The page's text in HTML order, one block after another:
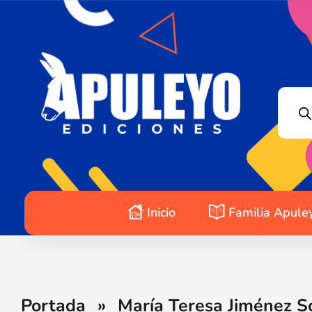
Inicio Familia
Portada » María Teresa Jiménez